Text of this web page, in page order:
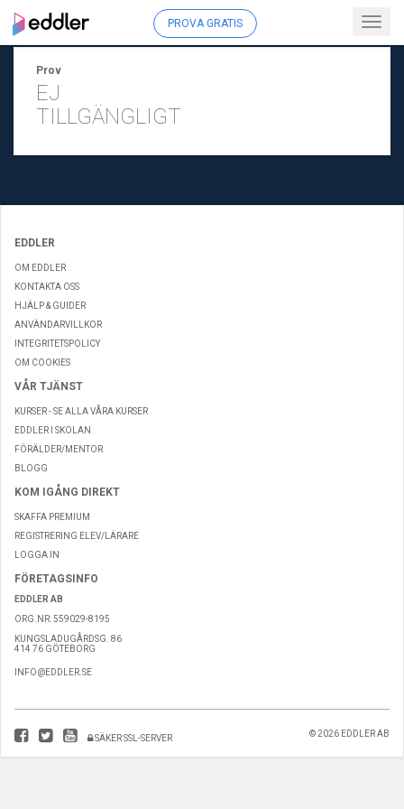
PROVA GRATIS
Prov
EJ
TILLGÄNGLIGT
EDDLER
OM EDDLER
KONTAKTA OSS
HJÄLP & GUIDER
ANVÄNDARVILLKOR
INTEGRITETSPOLICY
OM COOKIES
VÅR TJÄNST
KURSER - SE ALLA VÅRA KURSER
EDDLER I SKOLAN
FÖRÄLDER/MENTOR
BLOGG
KOM IGÅNG DIREKT
SKAFFA PREMIUM
REGISTRERING ELEV/LÄRARE
LOGGA IN
FÖRETAGSINFO
EDDLER AB
ORG.NR: 559029-8195
KUNGSLADUGÅRDSG. 86
414 76 GÖTEBORG
INFO@EDDLER.SE
SÄKER SSL-SERVER © 2026 EDDLER AB